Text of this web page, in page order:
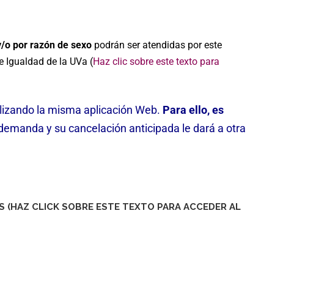
o por razón de sexo podrán ser atendidas por este
Igualdad de la UVa (Haz clic sobre este texto para
la misma aplicación Web. Para ello, es
y su cancelación anticipada le dará a otra
(HAZ CLICK SOBRE ESTE TEXTO PARA ACCEDER AL